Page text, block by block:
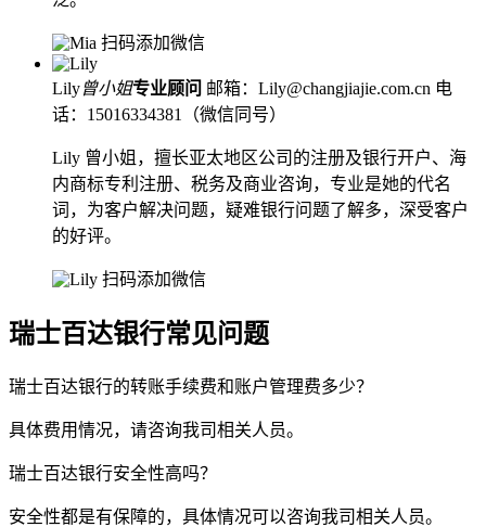
扫码添加微信
Lily曾小姐专业顾问 邮箱：Lily@changjiajie.com.cn 电
话：15016334381（微信同号）
Lily 曾小姐，擅长亚太地区公司的注册及银行开户、海
内商标专利注册、税务及商业咨询，专业是她的代名
词，为客户解决问题，疑难银行问题了解多，深受客户
的好评。
扫码添加微信
瑞士百达银行常见问题
瑞士百达银行的转账手续费和账户管理费多少？
具体费用情况，请咨询我司相关人员。
瑞士百达银行安全性高吗？
安全性都是有保障的，具体情况可以咨询我司相关人员。